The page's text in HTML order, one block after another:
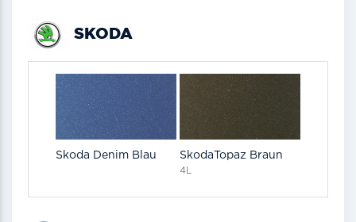
SKODA
Skoda Denim Blau SkodaTopaz Braun
4L